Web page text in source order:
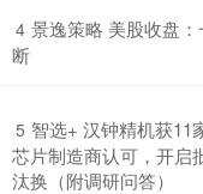
4 景逸策略 美股收盘
断
5 智选+ 汉钟精机获11
芯片制造商认可，开启
汰换（附调研问答）